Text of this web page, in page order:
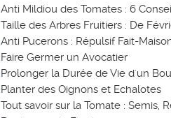
Anti Mildiou des Tomates : 6
Taille des Arbres Fruitiers : De
Anti Pucerons : Répulsif Fait-
Faire Germer un Avocatier
Prolonger la Durée de Vie d'un
Planter des Oignons et Echalotes
Tout savoir sur la Tomate : Semis,